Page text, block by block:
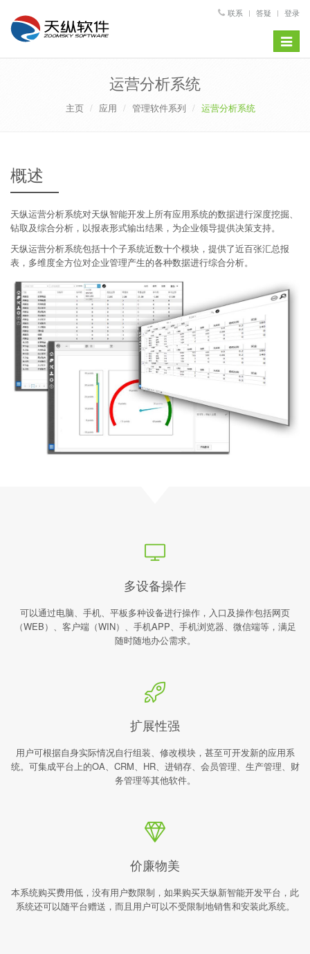
联系 答疑 登录
Toggle
运营分析系统
主页 应用 管理软件系列 运营分析系统
概述
天纵运营分析系统对天纵智能开发上所有应用系统的数据进行深度挖掘、
钻取及综合分析，以报表形式输出结果，为企业领导提供决策支持。
天纵运营分析系统包括十个子系统近数十个模块，提供了近百张汇总报
表，多维度全方位对企业管理产生的各种数据进行综合分析。
多设备操作
可以通过电脑、手机、平板多种设备进行操作，入口及操作包括网页
（WEB）、客户端（WIN）、手机APP、手机浏览器、微信端等，满足
随时随地办公需求。
扩展性强
用户可根据自身实际情况自行组装、修改模块，甚至可开发新的应用系
统。可集成平台上的OA、CRM、HR、进销存、会员管理、生产管理、财
务管理等其他软件。
价廉物美
本系统购买费用低，没有用户数限制，如果购买天纵新智能开发平台，此
系统还可以随平台赠送，而且用户可以不受限制地销售和安装此系统。